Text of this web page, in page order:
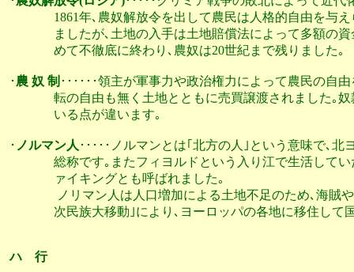
1861年､農奴解放令を出して農民は人格的自由を
ましたが､土地の入手は土地賠償法によって多額
               めて不徹底に終わり､農奴は20世紀まで残りました｡
･ 農 奴 制 ･･････領主が軍事力や政治権力によって農民の自
転の自由も無く土地とともに売買譲渡されまし
               いる点が違います｡
･ ノルマン人 ･････ノルマンとは｢北方の人｣という意味で､
総称です｡またフィヨルドという入り江で生活し
               ァイキングとも呼ばれました｡
ノリマン人は人口増加による土地不足のため､
次民族大移動｣により､ヨーロッパの各地に移住
ハ　行